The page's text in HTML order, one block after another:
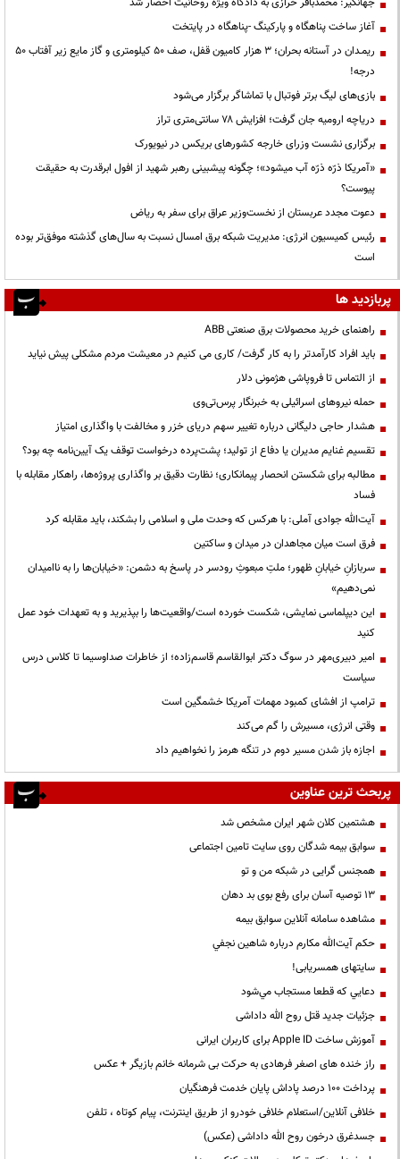
آغاز ساخت پناهگاه و پارکینگ -پناهگاه در پایتخت
ریمـدان در آستانه بحران؛ ۳ هزار کامیون قفل، صف ۵۰ کیلومتری و گاز مایع زیر آفتاب ۵۰
درجه!
بازی‌های لیگ برتر فوتبال با تماشاگر برگزار می‌شود
دریاچه ارومیه جان گرفت؛ افزایش ۷۸ سانتی‌متری تراز
برگزاری نشست وزرای خارجه کشورهای بریکس در نیویورک
«آمریکا ذرّه ذرّه آب میشود»؛ چگونه پیشبینی رهبر شهید از افول ابرقدرت به حقیقت
پیوست؟
دعوت مجدد عربستان از نخست‌وزیر عراق برای سفر به ریاض
رئیس کمیسیون انرژی: مدیریت شبکه برق امسال نسبت به سال‌های گذشته موفق‌تر بوده
است
پربازدید ها
راهنمای خرید محصولات برق صنعتی ABB
باید افراد کارآمدتر را به کار گرفت/ کاری می کنیم در معیشت مردم مشکلی پیش نیاید
از التماس تا فروپاشی هژمونی دلار
حمله نیروهای اسرائیلی به خبرنگار پرس‌تی‌وی
هشدار حاجی دلیگانی درباره تغییر سهم دریای خزر و مخالفت با واگذاری امتیاز
تقسیم غنایم مدیران یا دفاع از تولید؛ پشت‌پرده درخواست توقف یک آیین‌نامه چه بود؟
مطالبه برای شکستن انحصار پیمانکاری؛ نظارت دقیق بر واگذاری پروژه‌ها، راهکار مقابله با
فساد
آیت‌الله جوادی آملی: با هرکس که وحدت ملی و اسلامی را بشکند، باید مقابله کرد
فرق است میان مجاهدان در میدان و ساکتین
سربازانِ خیابانِ ظهور؛ ملتِ مبعوثِ رودسر در پاسخ به دشمن: «خیابان‌ها را به ناامیدان
نمی‌دهیم»
این دیپلماسی نمایشی، شکست خورده است/واقعیت‌ها را بپذیرید و به تعهدات خود عمل
کنید
امیر دبیری‌مهر در سوگ دکتر ابوالقاسم قاسم‌زاده؛ از خاطرات صداوسیما تا کلاس درس
سیاست
ترامپ از افشای کمبود مهمات آمریکا خشمگین است
وقتی انرژی، مسیرش را گم می‌کند
اجازه باز شدن مسیر دوم در تنگه هرمز را نخواهیم داد
پربحث ترین عناوین
هشتمین کلان شهر ایران مشخص شد
سوابق بیمه شدگان روی سایت تامین اجتماعی
همجنس گرایی در شبکه من و تو
13 توصیه آسان برای رفع بوی بد دهان
مشاهده سامانه آنلاين سوابق بیمه
حكم آيت‌الله مكارم درباره شاهين نجفي
سایتهای همسریابی!
دعايي كه قطعا مستجاب مي‌شود
جزئیات جدید قتل روح الله داداشی
آموزش ساخت Apple ID برای کاربران ایرانی
راز خنده های اصغر فرهادی به حرکت بی شرمانه خانم بازیگر + عکس
پرداخت ۱۰۰ درصد پاداش پایان خدمت فرهنگیان
خلافی آنلاین/استعلام خلافی خودرو از طریق اینترنت، پیام کوتاه ، تلفن
جسدغرق درخون روح الله داداشی (عکس)